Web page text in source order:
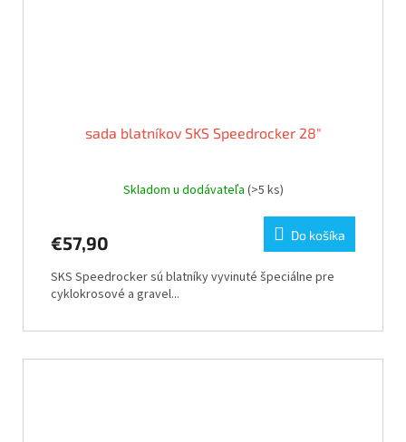
sada blatníkov SKS Speedrocker 28"
Skladom u dodávateľa (>5 ks)
€57,90 Do košíka
SKS Speedrocker sú blatníky vyvinuté špeciálne pre
cyklokrosové a gravel...